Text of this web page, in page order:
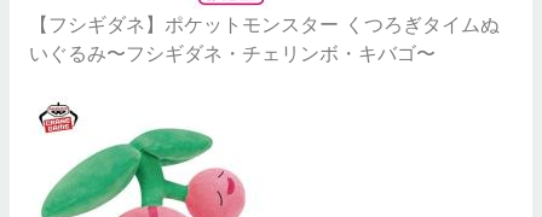
【フシギダネ】ポケットモンスター くつろぎタイムぬ
いぐるみ〜フシギダネ・チェリンボ・キバゴ〜